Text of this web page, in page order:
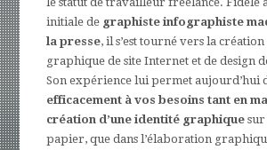
initiale de graphiste infographiste
la presse, il s’est tourné vers la
graphique de site Internet et de design
Son expérience lui permet aujourd’hui
efficacement à vos besoins tant en
création d’une identité graphique
papier, que dans l’élaboration